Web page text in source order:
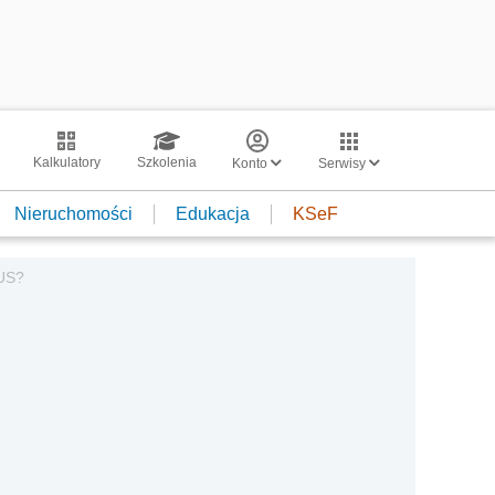
Kalkulatory Szkolenia Konto Serwisy
Nieruchomości Edukacja KSeF